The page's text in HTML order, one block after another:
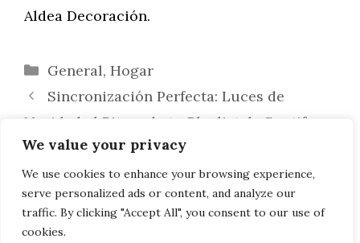
We value your privacy
We use cookies to enhance your browsing experience,
serve personalized ads or content, and analyze our
traffic. By clicking "Accept All", you consent to our use of
cookies.
Aldea Decoración.
Categorías
General, Hogar
Sincronización Perfecta: Luces de
Navidad al Ritmo de tu Playlist de Spotify
Incorporación del Arte Local en el
Diseño de Interiores en Marbella: Guía
Esencial para Coleccionistas